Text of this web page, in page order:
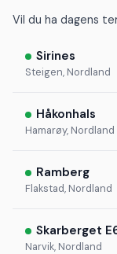
Vil du ha dagens
Sirines
Steigen, Nordland
Håkonhals
Hamarøy, Nordland
Ramberg
Flakstad, Nordland
Skarberget
Narvik, Nordland